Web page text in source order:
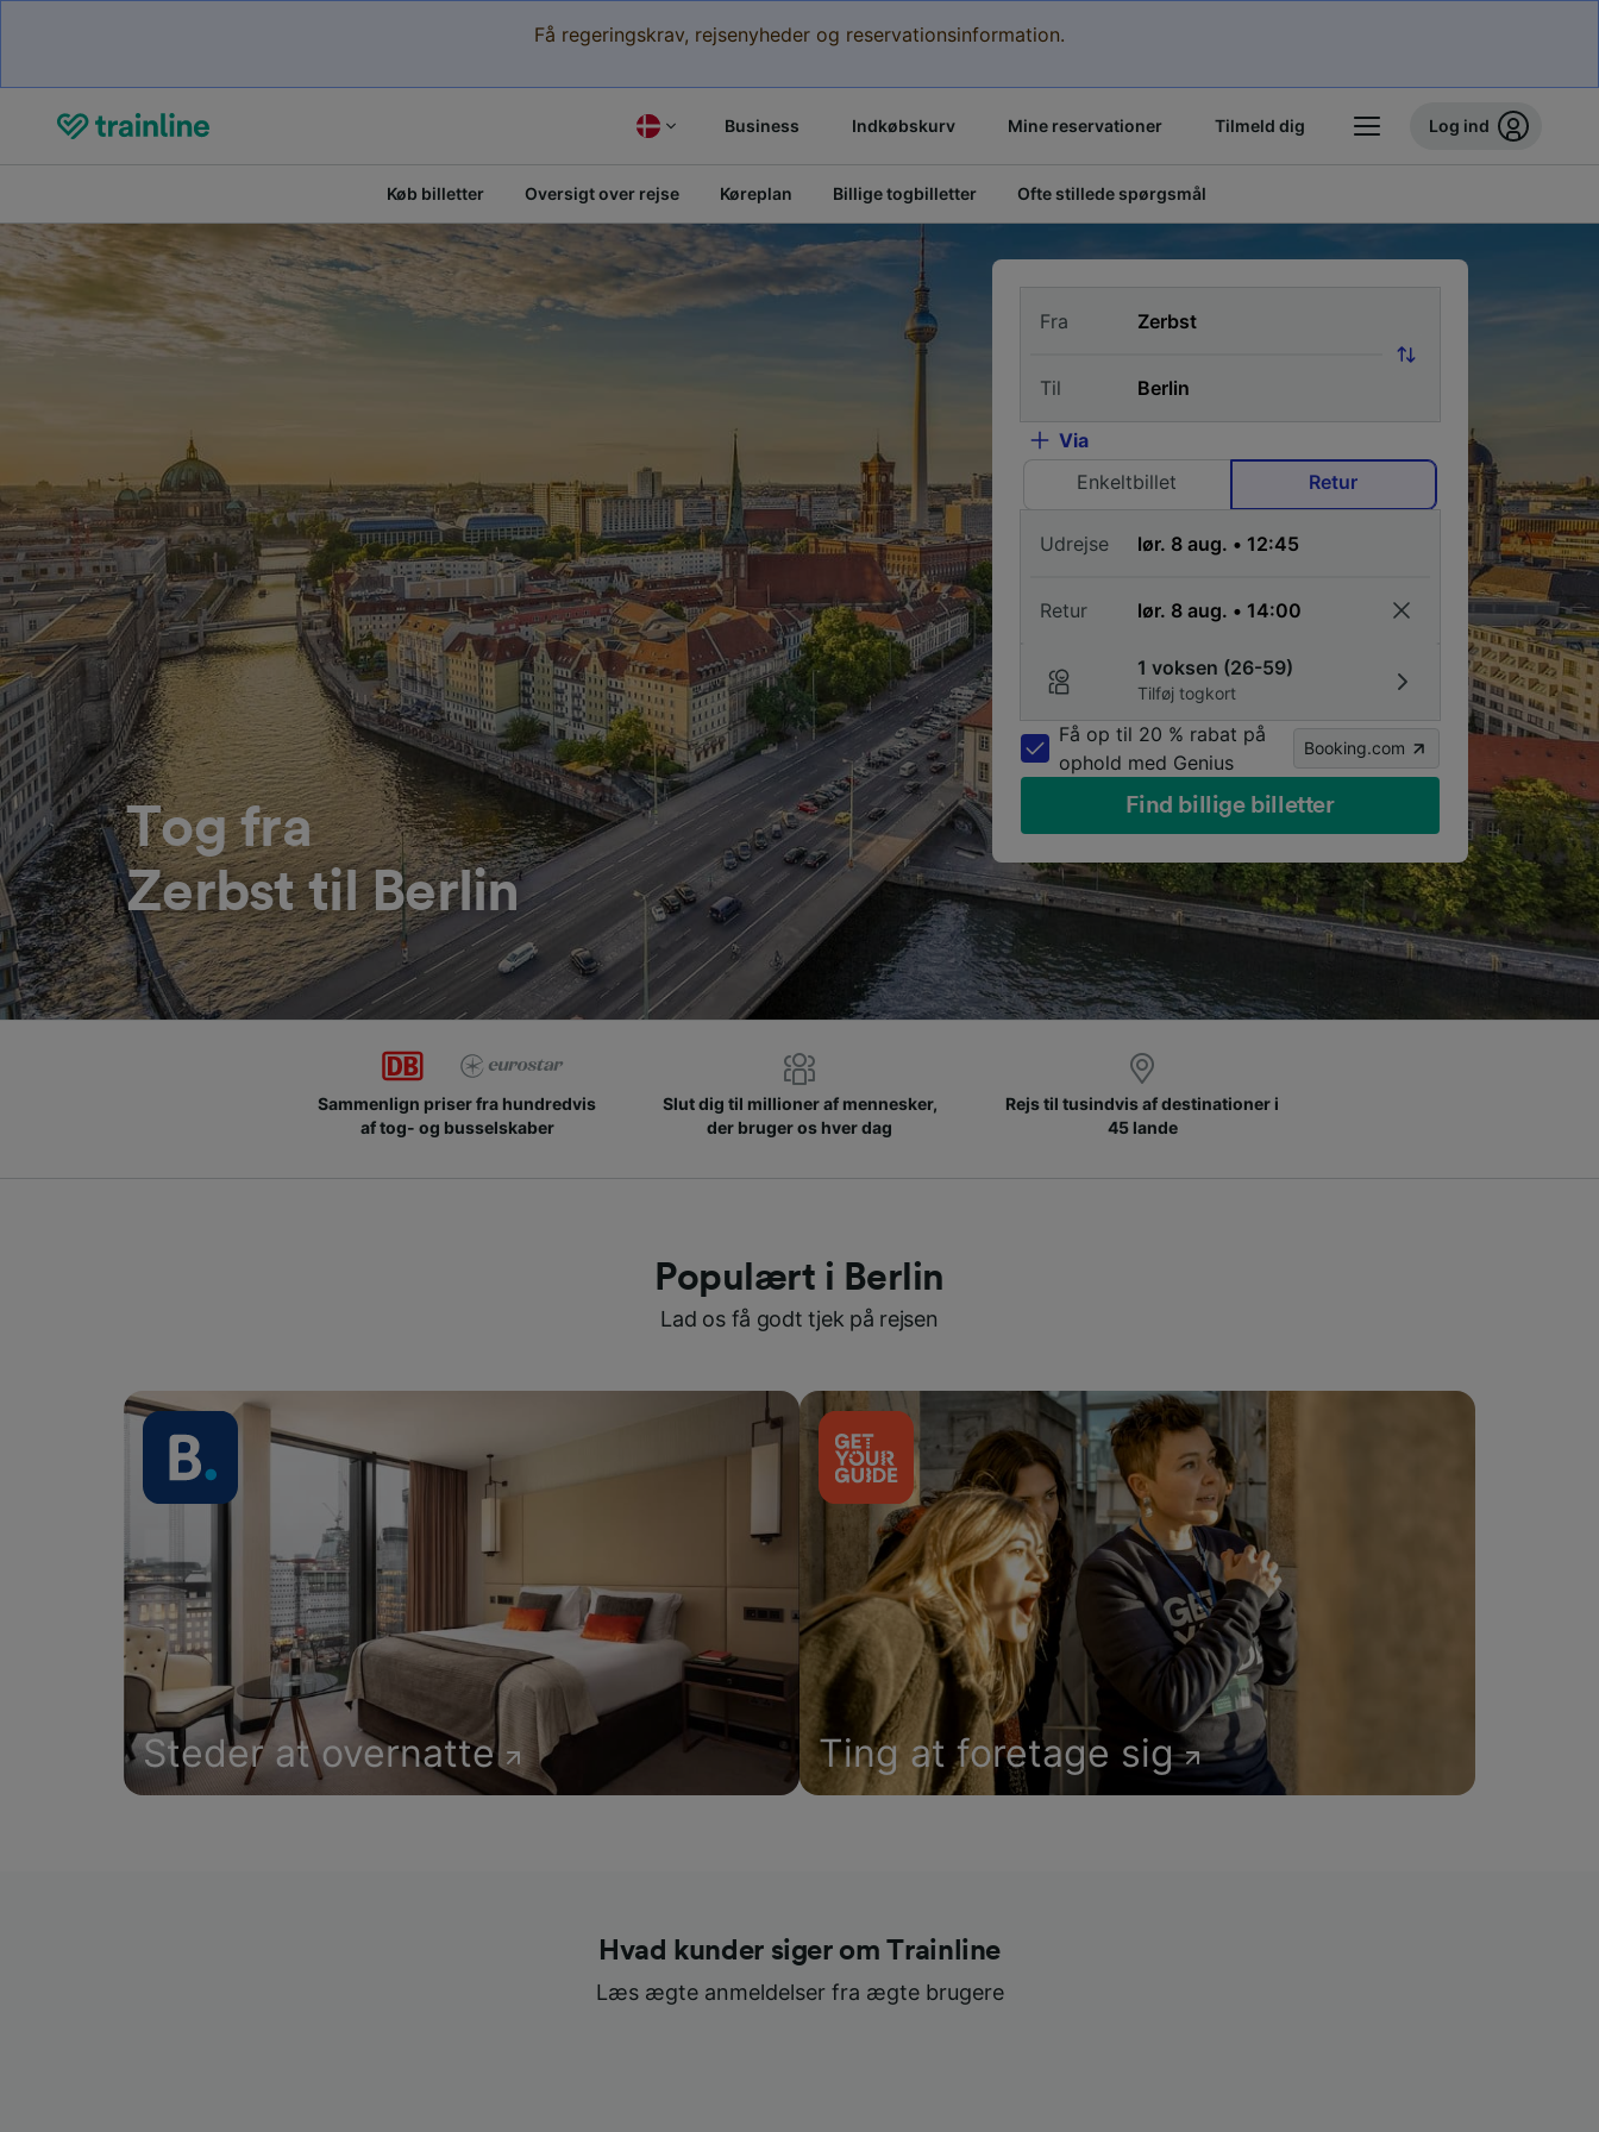
Få regeringskrav, rejsenyheder og reservationsinformation.
Business Indkøbskurv Mine reservationer Tilmeld dig Log ind
Køb billetter Oversigt over rejse Køreplan Billige togbilletter Ofte stillede spørgsmål
Tog fra
Zerbst til Berlin
Fra
Til
Via
Enkeltbillet
Retur
Udrejse
Retur
1 voksen (26-59)
Tilføj togkort
Få op til 20 % rabat på
ophold med Genius
Booking.com
Find billige billetter
Sammenlign priser fra hundredvis
af tog- og busselskaber
Slut dig til millioner af mennesker,
der bruger os hver dag
Rejs til tusindvis af destinationer i
45 lande
Populært i Berlin
Lad os få godt tjek på rejsen
Steder at overnatte Ting at foretage sig
Hvad kunder siger om Trainline
Læs ægte anmeldelser fra ægte brugere